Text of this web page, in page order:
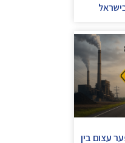
עצום בין